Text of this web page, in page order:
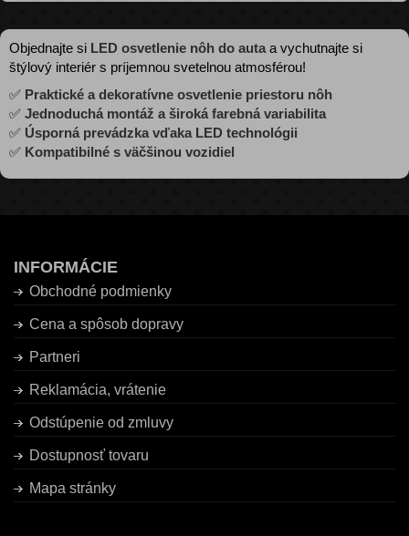
Objednajte si LED osvetlenie nôh do auta a vychutnajte si
štýlový interiér s príjemnou svetelnou atmosférou!
✅ Praktické a dekoratívne osvetlenie priestoru nôh
✅ Jednoduchá montáž a široká farebná variabilita
✅ Úsporná prevádzka vďaka LED technológii
✅ Kompatibilné s väčšinou vozidiel
INFORMÁCIE
Obchodné podmienky
Cena a spôsob dopravy
Partneri
Reklamácia, vrátenie
Odstúpenie od zmluvy
Dostupnosť tovaru
Mapa stránky